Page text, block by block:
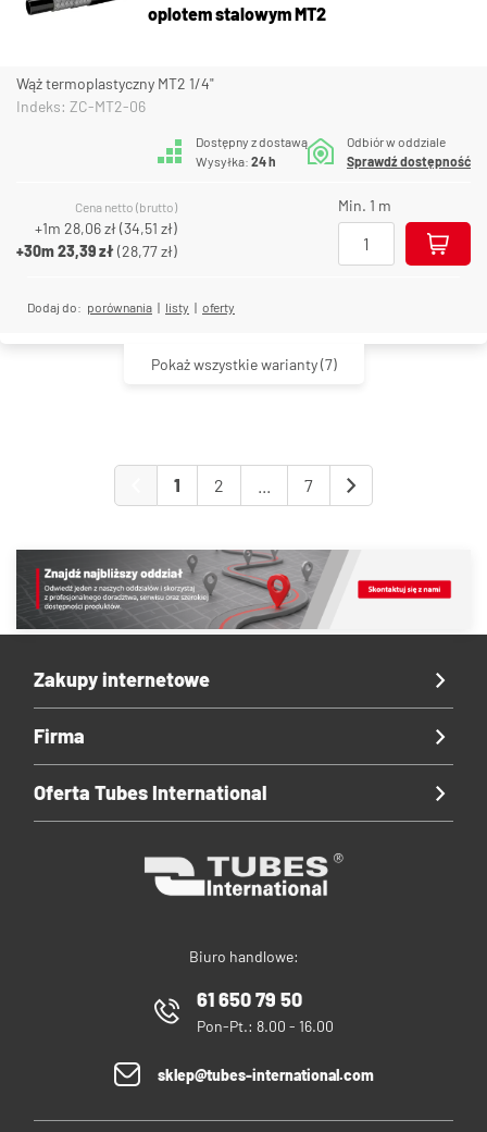
oplotem stalowym MT2
Wąż termoplastyczny MT2 1/4"
Indeks: ZC-MT2-06
Dostępny z dostawą
Wysyłka: 24 h
Odbiór w oddziale
Sprawdź dostępność
Cena netto (brutto)
+1m 28,06 zł(34,51 zł)
+30m23,39 zł(28,77 zł)
Min. 1 m
Dodaj do: porównania | listy | oferty
Pokaż wszystkie warianty(7)
1 2 7
Biuro handlowe:
61 650 79 50
Pon-Pt.: 8.00 - 16.00
sklep@tubes-international.com
Zakupy internetowe
Firma
Oferta Tubes International